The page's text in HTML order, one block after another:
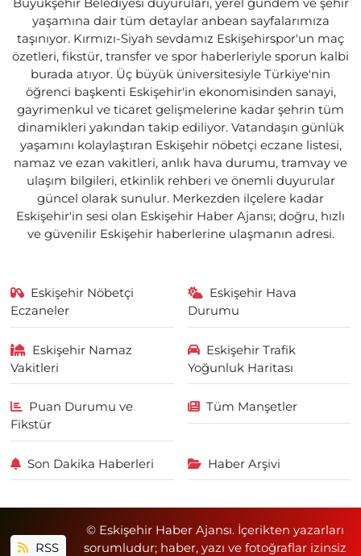
Büyükşehir Belediyesi duyuruları, yerel gündem ve şehir
yaşamına dair tüm detaylar anbean sayfalarımıza
taşınıyor. Kırmızı-Siyah sevdamız Eskişehirspor'un maç
özetleri, fikstür, transfer ve spor haberleriyle sporun kalbi
burada atıyor. Üç büyük üniversitesiyle Türkiye'nin
öğrenci başkenti Eskişehir'in ekonomisinden sanayi,
gayrimenkul ve ticaret gelişmelerine kadar şehrin tüm
dinamikleri yakından takip ediliyor. Vatandaşın günlük
yaşamını kolaylaştıran Eskişehir nöbetçi eczane listesi,
namaz ve ezan vakitleri, anlık hava durumu, tramvay ve
ulaşım bilgileri, etkinlik rehberi ve önemli duyurular
güncel olarak sunulur. Merkezden ilçelere kadar
Eskişehir'in sesi olan Eskişehir Haber Ajansı; doğru, hızlı
ve güvenilir Eskişehir haberlerine ulaşmanın adresi.
Eskişehir Nöbetçi
Eczaneler
Eskişehir Hava
Durumu
Eskişehir Namaz
Vakitleri
Eskişehir Trafik
Yoğunluk Haritası
Puan Durumu ve
Fikstür
Tüm Manşetler
Son Dakika Haberleri Haber Arşivi
RSS
© Eskişehir Haber Ajansı. İçerikten yazarları
sorumludur; haber, yazı ve fotoğraflar izinsiz